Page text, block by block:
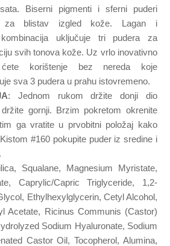
Biserni pigmenti i sferni puderi
za blistav izgled kože. Lagan i
uključuje tri pudera za
svih tonova kože. Uz vrlo inovativno
ćete korištenje bez nereda koje
sva 3 pudera u prahu istovremeno.
: Jednom rukom držite donji dio
gornji. Brzim pokretom okrenite
ga vratite u prvobitni položaj kako
#160 pokupite puder iz sredine i
Squalane, Magnesium Myristate,
Caprylic/Capric Triglyceride, 1,2-
Ethylhexylglycerin, Cetyl Alcohol,
Acetate, Ricinus Communis (Castor)
Sodium Hyaluronate, Sodium
Castor Oil, Tocopherol, Alumina,